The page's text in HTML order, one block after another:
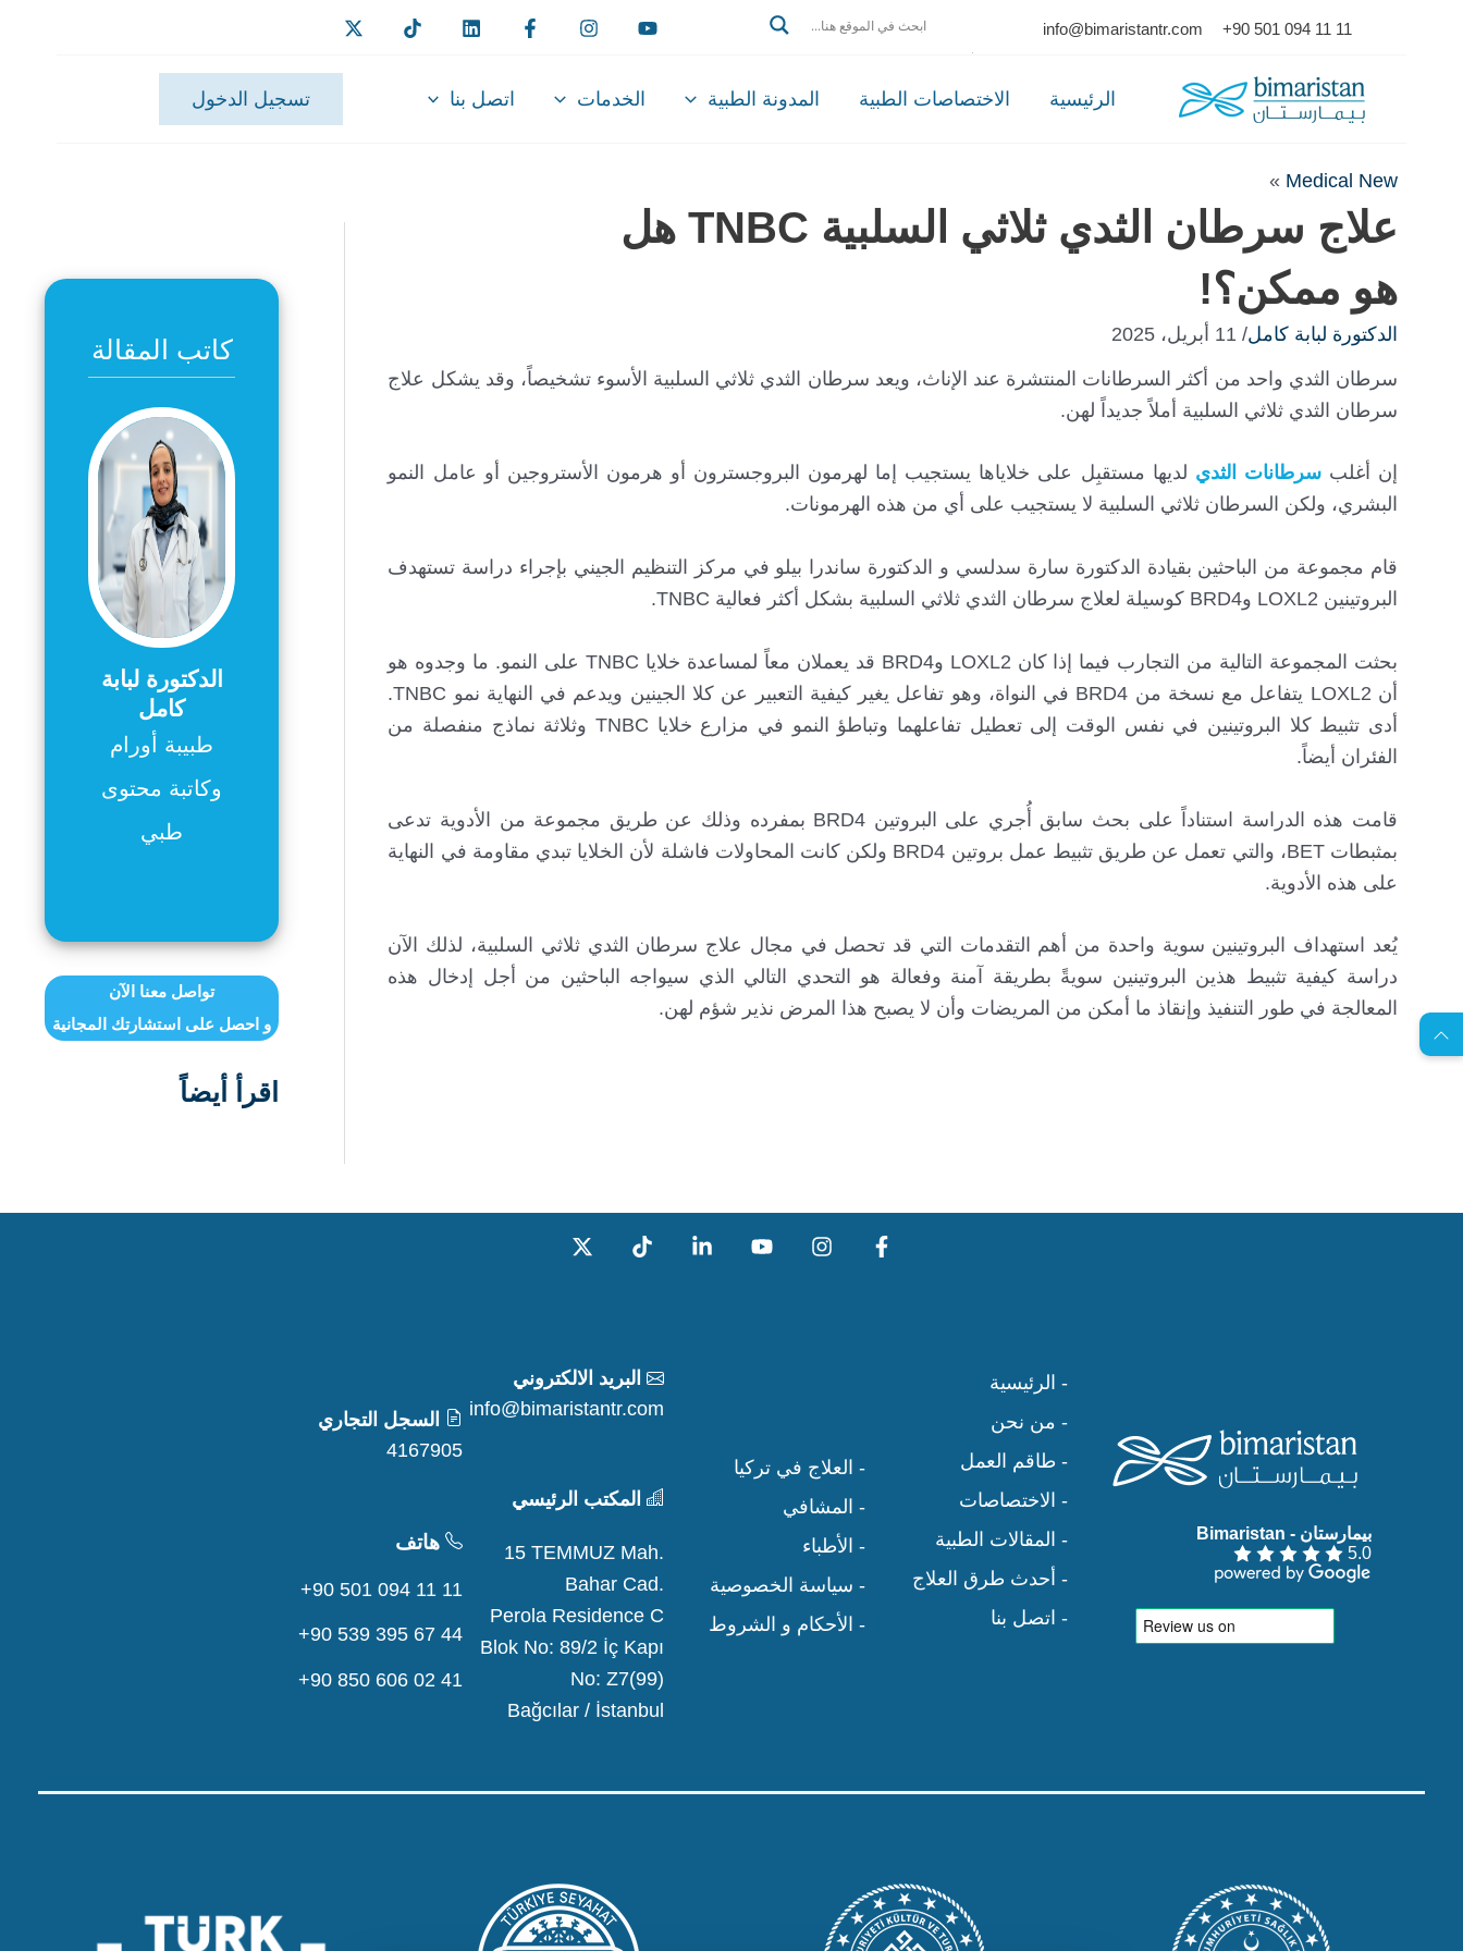
info@bimaristantr.com +90 501 094 11 11
الرئيسية الاختصاصات الطبية المدونة الطبية الخدمات اتصل بنا تسجيل الدخول
Medical New
»
علاج سرطان الثدي ثلاثي السلبية TNBC هل
هو ممكن؟!
الدكتورة لبابة كامل/ 11 أبريل، 2025
سرطان الثدي واحد من أكثر السرطانات المنتشرة عند الإناث، ويعد سرطان الثدي ثلاثي السلبية الأسوء تشخيصاً، وقد يشكل علاج
سرطان الثدي ثلاثي السلبية أملاً جديداً لهن.
إن أغلبسرطانات الثدي لديها مستقبِل على خلاياها يستجيب إما لهرمون البروجسترون أو هرمون الأستروجين أو عامل النمو
البشري، ولكن السرطان ثلاثي السلبية لا يستجيب على أي من هذه الهرمونات.
قام مجموعة من الباحثين بقيادة الدكتورة سارة سدلسي و الدكتورة ساندرا بيلو في مركز التنظيم الجيني بإجراء دراسة تستهدف
البروتينين LOXL2 وBRD4 كوسيلة لعلاج سرطان الثدي ثلاثي السلبية بشكل أكثر فعالية TNBC.
بحثت المجموعة التالية من التجارب فيما إذا كان LOXL2 وBRD4 قد يعملان معاً لمساعدة خلايا TNBC على النمو. ما وجدوه هو
أن LOXL2 يتفاعل مع نسخة من BRD4 في النواة، وهو تفاعل يغير كيفية التعبير عن كلا الجينين ويدعم في النهاية نمو TNBC.
أدى تثبيط كلا البروتينين في نفس الوقت إلى تعطيل تفاعلهما وتباطؤ النمو في مزارع خلايا TNBC وثلاثة نماذج منفصلة من
الفئران أيضاً.
قامت هذه الدراسة استناداً على بحث سابق أُجري على البروتين BRD4 بمفرده وذلك عن طريق مجموعة من الأدوية تدعى
بمثبطات BET، والتي تعمل عن طريق تثبيط عمل بروتين BRD4 ولكن كانت المحاولات فاشلة لأن الخلايا تبدي مقاومة في النهاية
على هذه الأدوية.
يُعد استهداف البروتينين سوية واحدة من أهم التقدمات التي قد تحصل في مجال علاج سرطان الثدي ثلاثي السلبية، لذلك الآن
دراسة كيفية تثبيط هذين البروتينين سويةً بطريقة آمنة وفعالة هو التحدي التالي الذي سيواجه الباحثين من أجل إدخال هذه
المعالجة في طور التنفيذ وإنقاذ ما أمكن من المريضات وأن لا يصبح هذا المرض نذير شؤم لهن.
كاتب المقالة
الدكتورة لبابة
كامل
طبيبة أورام
وكاتبة محتوى
طبي
تواصل معنا الآن
و احصل على استشارتك المجانية
اقرأ أيضاً
بيمارستان - Bimaristan‏
5.0
- الرئيسية
- من نحن
- طاقم العمل
- الاختصاصات
- المقالات الطبية
- أحدث طرق العلاج
- اتصل بنا
- العلاج في تركيا
- المشافي
- الأطباء
- سياسة الخصوصية
- الأحكام و الشروط
البريد الالكتروني
info@bimaristantr.com
المكتب الرئيسي
15 TEMMUZ Mah.
Bahar Cad.
Perola Residence C
Blok No: 89/2 İç Kapı
No: Z7(99)
Bağcılar / İstanbul
السجل التجاري
4167905
هاتف
+90 501 094 11 11
+90 539 395 67 44
+90 850 606 02 41